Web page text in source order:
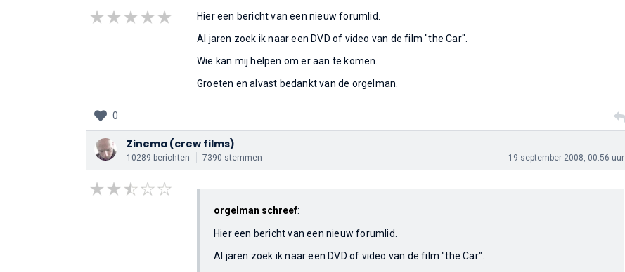
Hier een bericht van een nieuw forumlid.
Al jaren zoek ik naar een DVD of video van de film "the Car".
Wie kan mij helpen om er aan te komen.
Groeten en alvast bedankt van de orgelman.
0
Zinema (crew films)
10289 berichten 7390 stemmen 19 september 2008, 00:56 uur
orgelman schreef:
Hier een bericht van een nieuw forumlid.
Al jaren zoek ik naar een DVD of video van de film "the Car".